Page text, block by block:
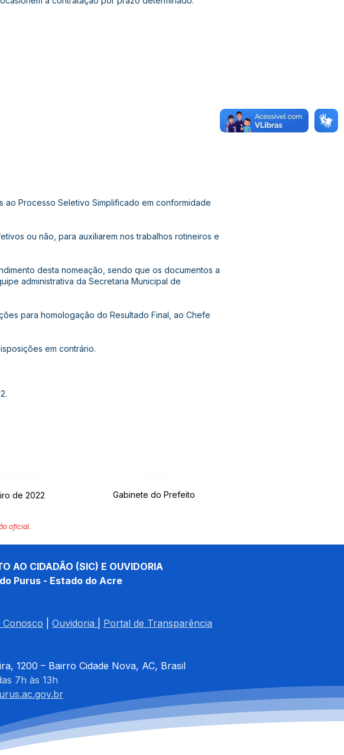
ao Processo Seletivo Simplificado em conformidade
ou não, para auxiliarem nos trabalhos rotineiros e
desta nomeação, sendo que os documentos a
administrativa da Secretaria Municipal de
para homologação do Resultado Final, ao Chefe
em contrário.
de 2022 Gabinete do Prefeito
oficial.
AO CIDADÃO (SIC) E OUVIDORIA
Purus - Estado do Acre
Conosco Ouvidoria Portal de Transparência
1200 – Bairro Cidade Nova, AC, Brasil
7h às 13h